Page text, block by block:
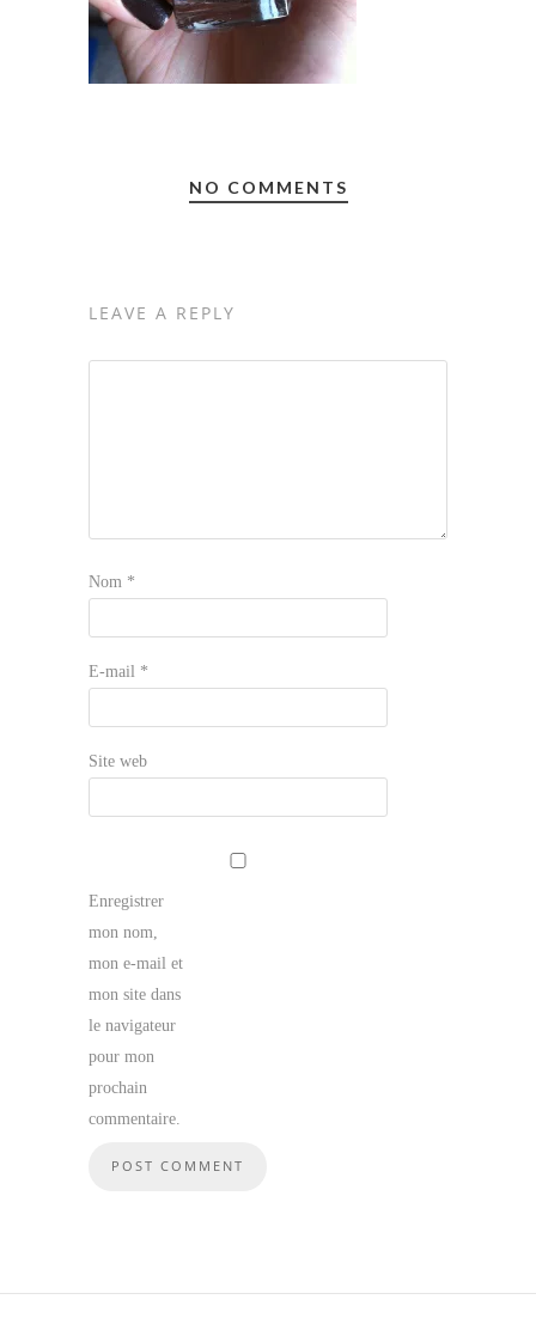
NO COMMENTS
LEAVE A REPLY
Nom *
E-mail *
Site web
Enregistrer
mon nom,
mon e-mail et
mon site dans
le navigateur
pour mon
prochain
commentaire.